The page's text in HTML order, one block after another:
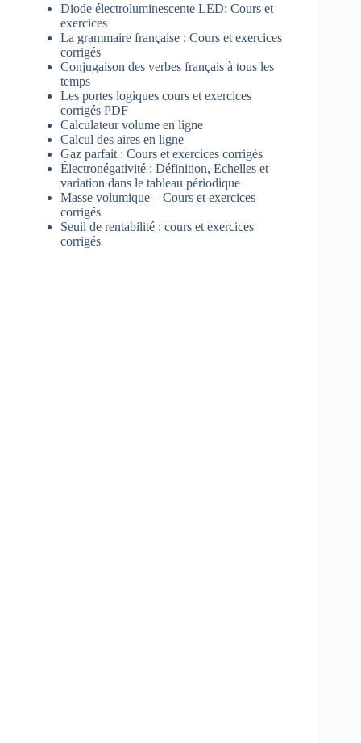
Diode électroluminescente LED: Cours et
exercices
La grammaire française : Cours et exercices
corrigés
Conjugaison des verbes français à tous les
temps
Les portes logiques cours et exercices
corrigés PDF
Calculateur volume en ligne
Calcul des aires en ligne
Gaz parfait : Cours et exercices corrigés
Électronégativité : Définition, Echelles et
variation dans le tableau périodique
Masse volumique – Cours et exercices
corrigés
Seuil de rentabilité : cours et exercices
corrigés